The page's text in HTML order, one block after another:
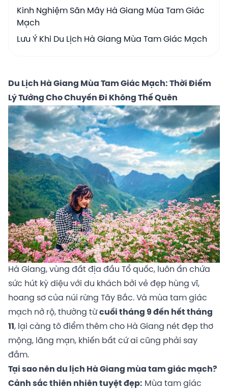
Kinh Nghiệm Săn Mây Hà Giang Mùa Tam Giác
Mạch
Lưu Ý Khi Du Lịch Hà Giang Mùa Tam Giác Mạch
Du Lịch Hà Giang Mùa Tam Giác Mạch: Thời Điểm
Lý Tưởng Cho Chuyến Đi Không Thể Quên
Hà Giang, vùng đất địa đầu Tổ quốc, luôn ẩn chứa
sức hút kỳ diệu với du khách bởi vẻ đẹp hùng vĩ,
hoang sơ của núi rừng Tây Bắc. Và mùa tam giác
mạch nở rộ, thường từcuối tháng 9 đến hết tháng
11 , lại càng tô điểm thêm cho Hà Giang nét đẹp thơ
mộng, lãng mạn, khiến bất cứ ai cũng phải say
đắm.
Tại sao nên du lịch Hà Giang mùa tam giác mạch?
Cảnh sắc thiên nhiên tuyệt đẹp: Mùa tam giác